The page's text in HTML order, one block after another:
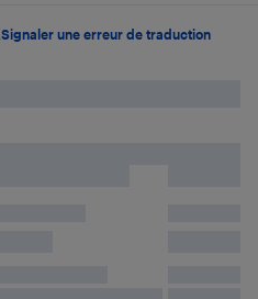
Signaler une erreur de traduction